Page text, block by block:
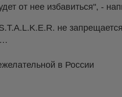
от нее избавиться", -
не
в России